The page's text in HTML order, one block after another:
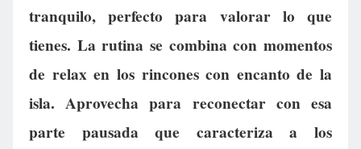
tranquilo, perfecto para valorar lo que
tienes. La rutina se combina con momentos
de relax en los rincones con encanto de la
isla. Aprovecha para reconectar con esa
parte pausada que caracteriza a los